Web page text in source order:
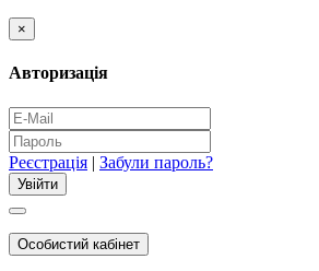
×
Авторизація
Реєстрація | Забули пароль?
Особистий кабінет